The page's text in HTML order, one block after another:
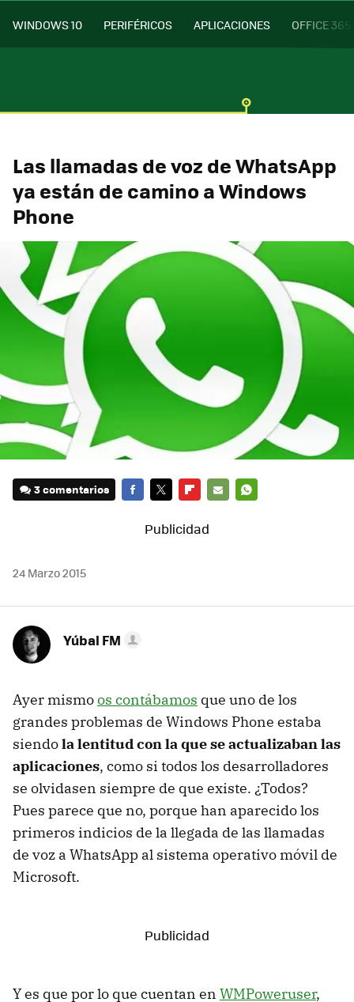
WINDOWS 10 PERIFÉRICOS APLICACIONES OFFICE 365
Las llamadas de voz de WhatsApp
ya están de camino a Windows
Phone
3 comentarios
MAIL
24 Marzo 2015
Yúbal FM
Ayer mismoos contábamos que uno de los
grandes problemas de Windows Phone estaba
siendola lentitud con la que se actualizaban las
aplicaciones, como si todos los desarrolladores
se olvidasen siempre de que existe. ¿Todos?
Pues parece que no, porque han aparecido los
primeros indicios de la llegada de las llamadas
de voz a WhatsApp al sistema operativo móvil de
Microsoft.
Y es que por lo que cuentan en WMPoweruser,